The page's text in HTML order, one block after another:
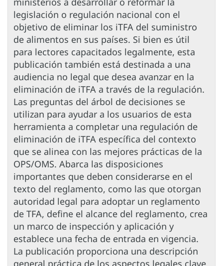
legislación o regulación nacional con el
objetivo de eliminar los iTFA del suministro
de alimentos en sus países. Si bien es útil
para lectores capacitados legalmente, esta
publicación también está destinada a una
audiencia no legal que desea avanzar en la
eliminación de iTFA a través de la regulación.
Las preguntas del árbol de decisiones se
utilizan para ayudar a los usuarios de esta
herramienta a completar una regulación de
eliminación de iTFA específica del contexto
que se alinea con las mejores prácticas de la
OPS/OMS. Abarca las disposiciones
importantes que deben considerarse en el
texto del reglamento, como las que otorgan
autoridad legal para adoptar un reglamento
de TFA, define el alcance del reglamento, crea
un marco de inspección y aplicación y
establece una fecha de entrada en vigencia.
La publicación proporciona una descripción